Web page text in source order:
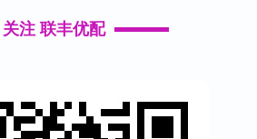
关注 联丰优配